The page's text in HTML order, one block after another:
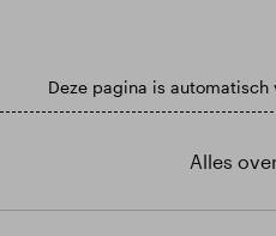
Deze pagina is automatisch
Alles